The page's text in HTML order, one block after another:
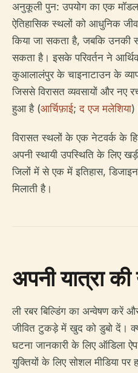
अनुकूली पुन: उपयोग का एक मॉडल
ऐतिहासिक स्थलों को आधुनिक
किया जा सकता है, जबकि उनकी
सकता है। इसके परिवर्तन ने
कुआलालंपुर के चाइनाटाउन के
जिससे विरासत व्यवसायों और नए
हुआ है (आर्चिफ़ाई;द एज मलेशिया
विरासत स्थलों के एक नेटवर्क के
अपनी स्थायी उपस्थिति के लिए
जिलों में से एक में इतिहास,
मिलाती है।
अपनी यात्रा
ली रबर बिल्डिंग का अन्वेषण
जीवित टुकड़े में खुद को डुबो दें।
घटना जानकारी के लिए ऑडिला
युक्तियों के लिए सोशल मीडिया पर